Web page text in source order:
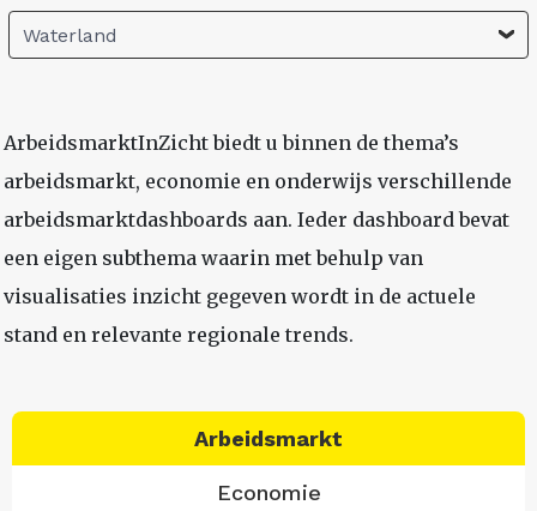
Waterland
ArbeidsmarktInZicht biedt u binnen de thema’s
arbeidsmarkt, economie en onderwijs verschillende
arbeidsmarktdashboards aan. Ieder dashboard bevat
een eigen subthema waarin met behulp van
visualisaties inzicht gegeven wordt in de actuele
stand en relevante regionale trends.
Arbeidsmarkt
Economie